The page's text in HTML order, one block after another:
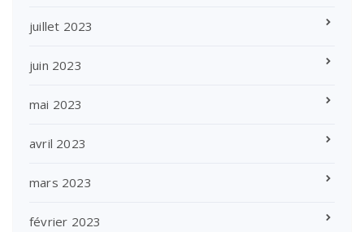
juillet 2023
juin 2023
mai 2023
avril 2023
mars 2023
février 2023